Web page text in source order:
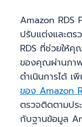
Amazon RDS
ปรับแต่งและตร
RDS ที่ช่วยให้คุ
ของคุณผ่านภาพ
ดำเนินการได้ เ
ของ Amazon
ตรวจติดตามปร
กับฐานข้อมูล